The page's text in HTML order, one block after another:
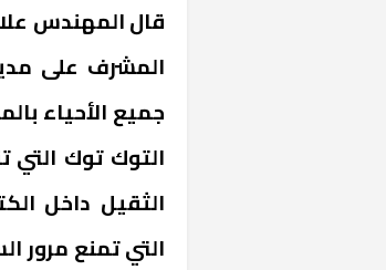
قال المهندس
المشرف على
جميع الأحياء
التوك توك التي
الثقيل داخل
التي تمنع مرور